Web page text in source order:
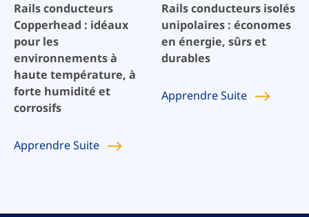
Rails conducteurs
Copperhead : idéaux
pour les
environnements à
haute température, à
forte humidité et
corrosifs
ApprendreSuite
Rails conducteurs isolés
unipolaires : économes
en énergie, sûrs et
durables
ApprendreSuite